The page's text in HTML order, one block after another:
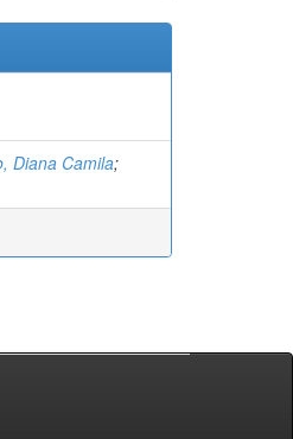
Diana Camila;